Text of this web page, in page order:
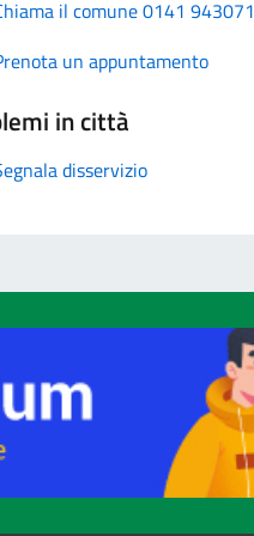
il comune 0141 943071
un appuntamento
in città
disservizio